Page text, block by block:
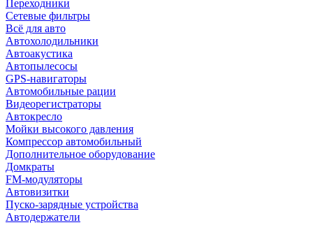
Переходники
Сетевые фильтры
Всё для авто
Автохолодильники
Автоакустика
Автопылесосы
GPS-навигаторы
Автомобильные рации
Видеорегистраторы
Автокресло
Мойки высокого давления
Компрессор автомобильный
Дополнительное оборудование
Домкраты
FM-модуляторы
Автовизитки
Пуско-зарядные устройства
Автодержатели